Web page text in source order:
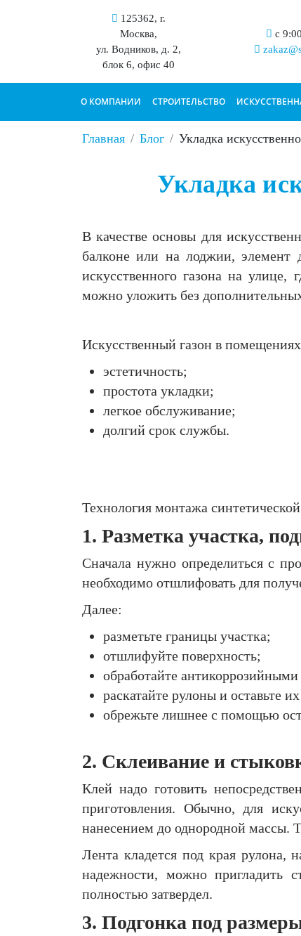
125362, г.
Москва,
ул. Водников, д. 2,
блок 6, офис 40
с
О КОМПАНИИ СТРОИТЕЛЬСТВО
Главная Блог Укладка
Укладка
В качестве основы для
балконе или на лоджии, элемент
искусственного газона на
можно уложить без
Искусственный газон в
эстетичность;
простота укладки;
легкое обслуживание;
долгий срок службы.
Технология монтажа
1. Разметка участка,
Сначала нужно определиться с
необходимо отшлифовать для
Далее:
разметьте границы участка;
отшлифуйте поверхность;
обработайте
раскатайте рулоны и оставьте
обрежьте лишнее с помощью
2. Склеивание и
Клей надо готовить
приготовления. Обычно, для
нанесением до однородной массы.
Лента кладется под края рулона,
надежности, можно пригладить
полностью затвердел.
3. Подгонка под